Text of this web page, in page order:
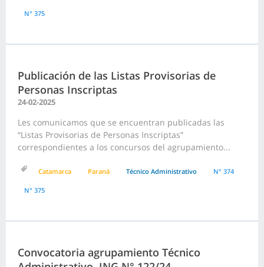
N° 375
Publicación de las Listas Provisorias de
Personas Inscriptas
24-02-2025
Les comunicamos que se encuentran publicadas las
“Listas Provisorias de Personas Inscriptas”
correspondientes a los concursos del agrupamiento...
Catamarca Paraná Técnico Administrativo N° 374
N° 375
Convocatoria agrupamiento Técnico